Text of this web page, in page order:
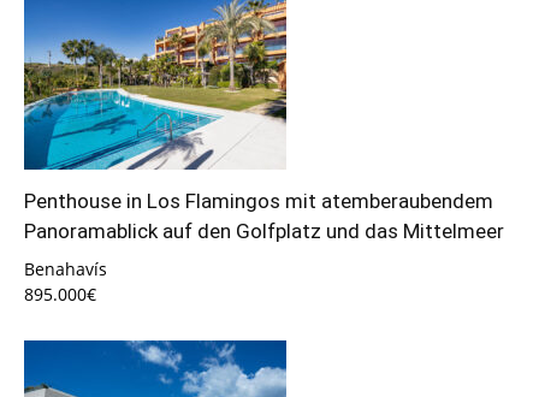
Penthouse in Los Flamingos mit atemberaubendem
Panoramablick auf den Golfplatz und das Mittelmeer
Benahavís
895.000€